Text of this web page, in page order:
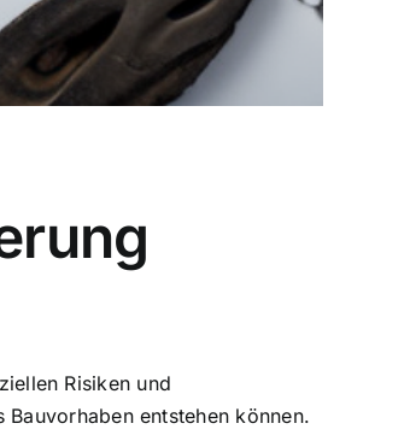
Risiken und
entstehen können.